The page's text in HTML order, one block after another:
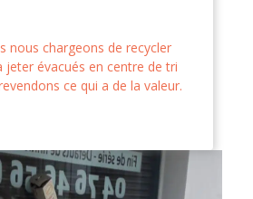
nous chargeons de recycler
évacués en centre de tri
ce qui a de la valeur.